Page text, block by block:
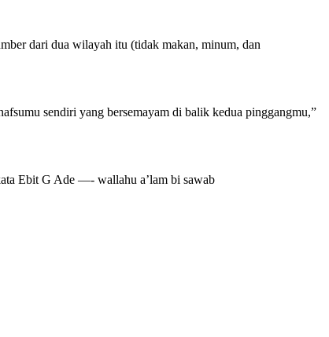
dari dua wilayah itu (tidak makan, minum, dan
sendiri yang bersemayam di balik kedua pinggangmu,”
Ebit G Ade —- wallahu a’lam bi sawab